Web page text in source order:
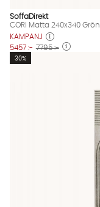
SoffaDirekt
CORI Matta 240x340 Grön
KAMPANJ
5457 :- 7795 :-
30%